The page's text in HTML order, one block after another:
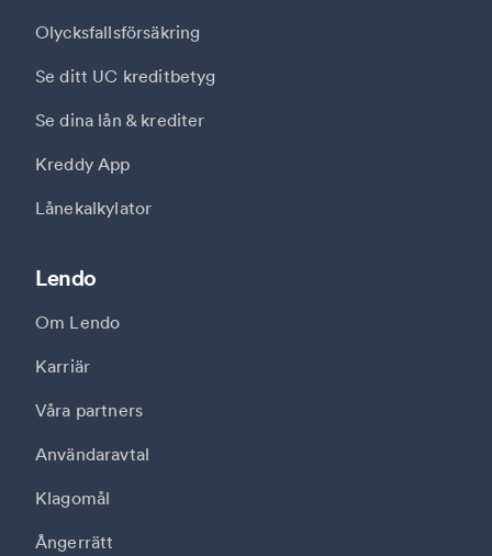
Olycksfallsförsäkring
Se ditt UC kreditbetyg
Se dina lån & krediter
Kreddy App
Lånekalkylator
Lendo
Om Lendo
Karriär
Våra partners
Användaravtal
Klagomål
Ångerrätt